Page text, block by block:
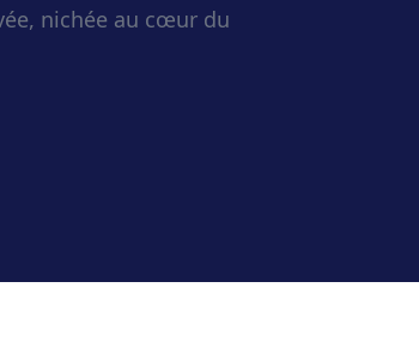
nichée au cœur du
chaleureuse et
confort du quotidien.